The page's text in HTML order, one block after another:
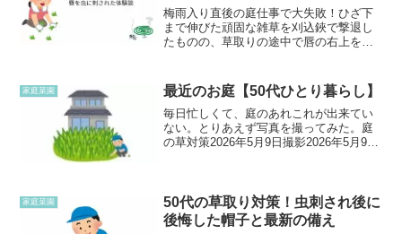
梅雨入り直後の庭仕事で大失敗！ひざ下
まで伸びた頑固な雑草を刈込鋏で撃退し
たものの、草取りの途中で唇の右上を虫
らの季節に欠かせない我が家の最強防虫
対策をご紹介します。
家庭菜園 最近のお庭【50代ひとり暮らし】
毎日忙しくて、庭のあれこれが出来てい
ない。とりあえず写真を撮ってみた。庭
の草対策2026年5月9日撮影2026年5月9日
ります！リー...
家庭菜園
50代の草取り対策！虫刺され後に
後悔した帽子と最新の備え